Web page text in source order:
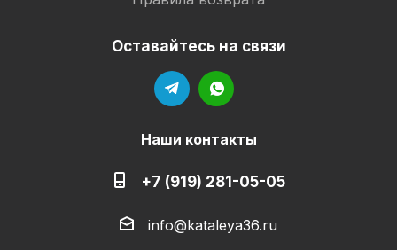
Оставайтесь на связи
Наши контакты
+7 (919) 281-05-05
info@kataleya36.ru